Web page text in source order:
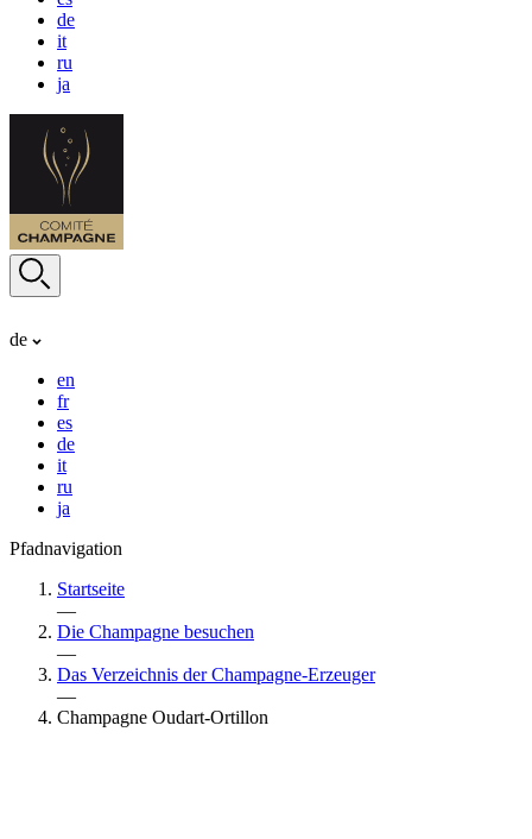
de
it
ru
ja
de
en
fr
es
de
it
ru
ja
Pfadnavigation
Startseite
—
Die Champagne besuchen
—
Das Verzeichnis der Champagne-Erzeuger
—
Champagne Oudart-Ortillon